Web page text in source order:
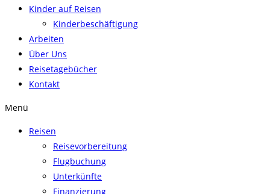
Kinder auf Reisen
Kinderbeschäftigung
Arbeiten
Über Uns
Reisetagebücher
Kontakt
Menü
Reisen
Reisevorbereitung
Flugbuchung
Unterkünfte
Finanzierung